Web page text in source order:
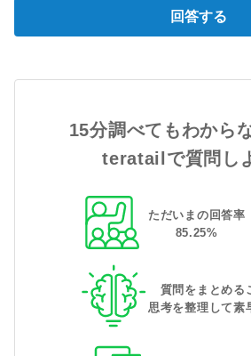
回答する
15分調べてもわから
teratailで質問し
ただいまの回答率
85.25%
質問をまとめる
思考を整理して素